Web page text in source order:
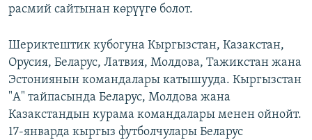
расмий сайтынан көрүүгө болот.
​Шериктештик кубогуна Кыргызстан, Казакстан,
Орусия, Беларус, Латвия, Молдова, Тажикстан жана
Эстониянын командалары катышууда. Кыргызстан
"А" тайпасында Беларус, Молдова жана
Казакстандын курама командалары менен ойнойт.
17-январда кыргыз футболчулары Беларус